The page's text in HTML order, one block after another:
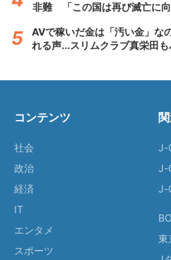
非難 「この国は再び滅亡に向
AVで稼いだ金は「汚い金」
れる声...スリムクラブ真栄田も
コンテンツ
社会
政治
経済
IT
エンタメ
スポーツ
J-
J-
J-
東